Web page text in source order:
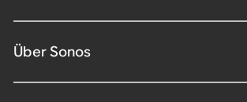
Über Sonos